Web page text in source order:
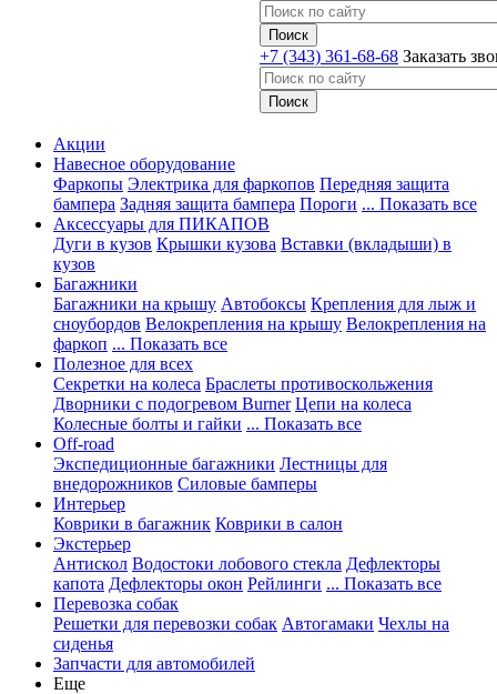
+7 (343) 361-68-68 Заказать
Акции
Навесное оборудование
Фаркопы Электрика для фаркопов Передняя защита
бампера Задняя защита бампера Пороги ... Показать все
Аксессуары для ПИКАПОВ
Дуги в кузов Крышки кузова Вставки (вкладыши) в
кузов
Багажники
Багажники на крышу Автобоксы Крепления для лыж и
сноубордов Велокрепления на крышу Велокрепления на
фаркоп ... Показать все
Полезное для всех
Секретки на колеса Браслеты противоскольжения
Дворники с подогревом Burner Цепи на колеса
Колесные болты и гайки ... Показать все
Off-road
Экспедиционные багажники Лестницы для
внедорожников Силовые бамперы
Интерьер
Коврики в багажник Коврики в салон
Экстерьер
Антискол Водостоки лобового стекла Дефлекторы
капота Дефлекторы окон Рейлинги ... Показать все
Перевозка собак
Решетки для перевозки собак Автогамаки Чехлы на
сиденья
Запчасти для автомобилей
Еще